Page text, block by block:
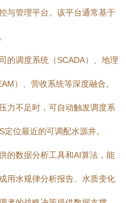
与管理平台。该平台通常基于
的调度系统（SCADA）、地理
）、营收系统等深度融合。
力不足时，可自动触发调度系
位最近的可调配水源井。
的数据分析工具和AI算法，能
用水规律分析报告、水质变化